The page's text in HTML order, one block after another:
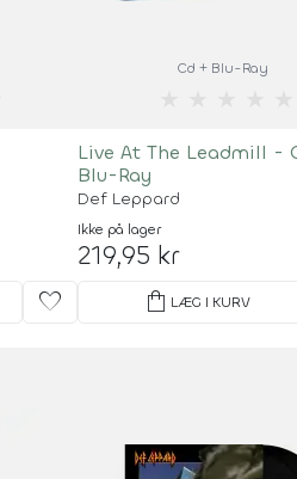
favorite
Cd + Blu-Ray
Live At The Leadmill -
Blu-Ray
Def Leppard
Ikke på lager
219,95 kr
shopping_bag LÆG I KURV